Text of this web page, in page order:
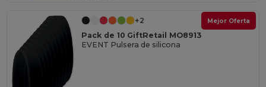
Mejor Oferta
+2
Pack de 10 GiftRetail MO8913
EVENT Pulsera de silicona